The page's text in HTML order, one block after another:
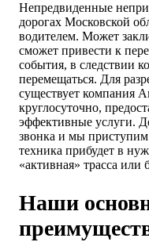
Непредвиденные
дорогах Московской
водителем. Может
сможет привести к
события, в следствии
перемещаться. Для
существует компания
круглосуточно,
эффективные услуги.
звонка и мы
техника прибудет в
«активная» трасса или
Наши